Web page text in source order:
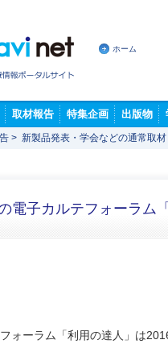
ホーム
取材報告 特集企画 出版物
> 新製品発表・学会などの通常取材
電子カルテフォーラム
ォーラム「利用の達人」は